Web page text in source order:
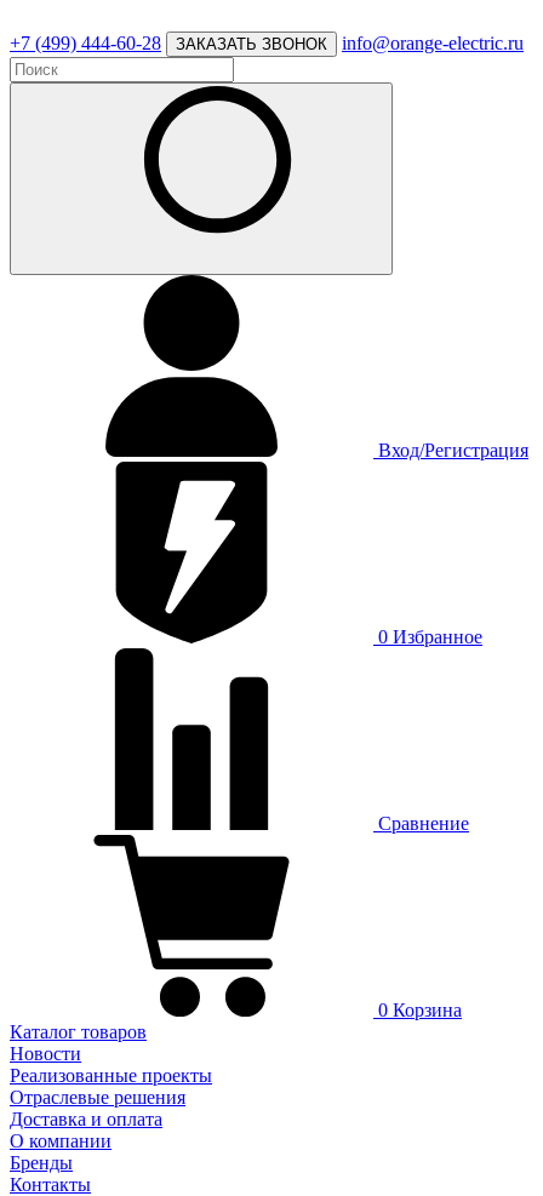
+7 (499) 444-60-28 ЗАКАЗАТЬ ЗВОНОК info@orange-electric.ru
Вход/Регистрация
0 Избранное
Сравнение
0 Корзина
Каталог товаров
Новости
Реализованные проекты
Отраслевые решения
Доставка и оплата
О компании
Бренды
Контакты